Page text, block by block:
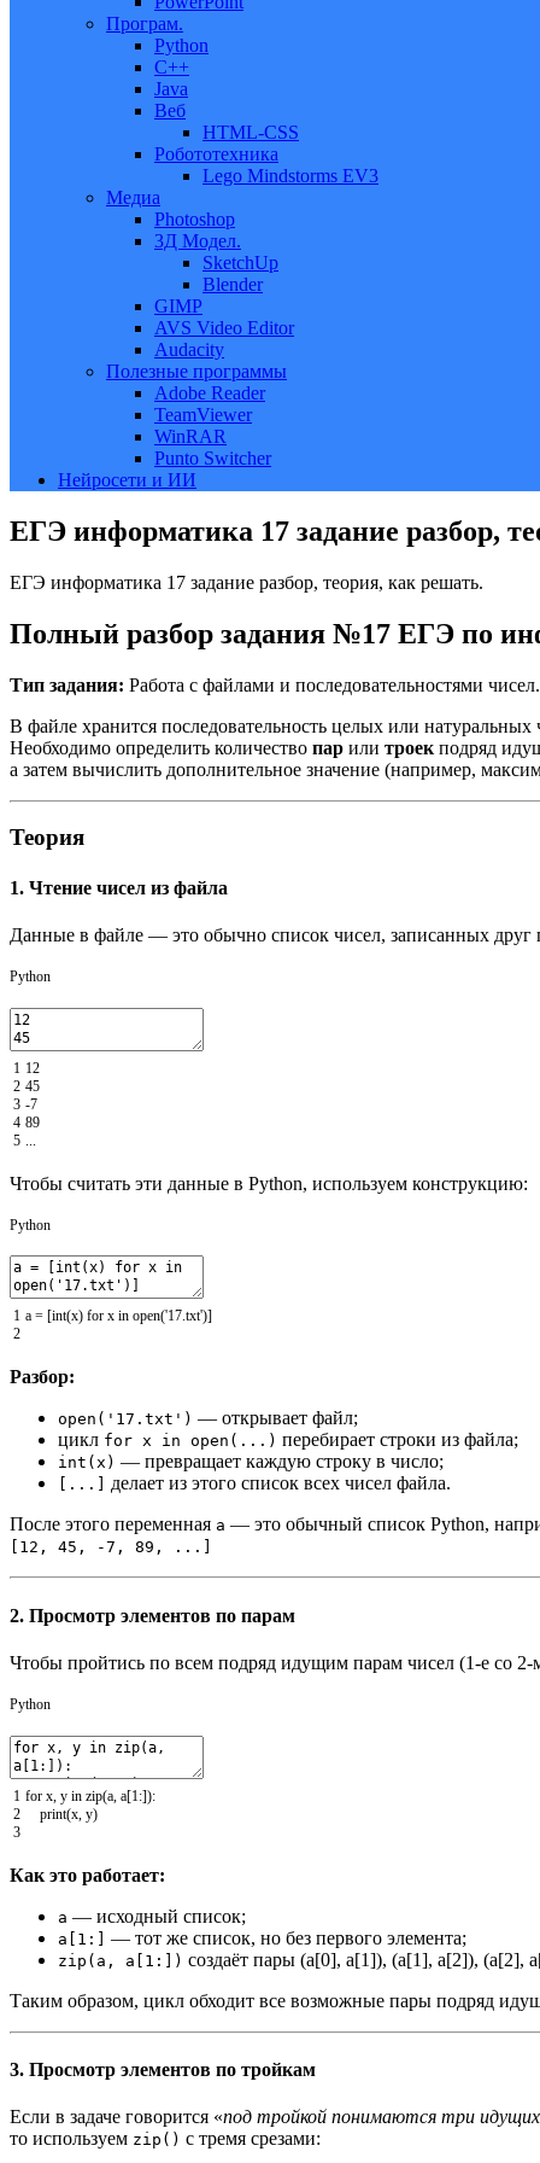
Програм.
Python
C++
Java
Веб
HTML-CSS
Робототехника
Lego Mindstorms EV3
Медиа
Photoshop
3Д Модел.
SketchUp
Blender
GIMP
AVS Video Editor
Audacity
Полезные программы
Adobe Reader
TeamViewer
WinRAR
Punto Switcher
Нейросети и ИИ
ЕГЭ информатика 17 задание разбор,
ЕГЭ информатика 17 задание разбор, теория, как решать.
Полный разбор задания №17 ЕГЭ по
Тип задания: Работа с файлами и последовательностями чисел.
В файле хранится последовательность целых или натуральных
Необходимо определить количество пар или троек подряд
а затем вычислить дополнительное значение (например,
Теория
1. Чтение чисел из файла
Данные в файле — это обычно список чисел, записанных друг
Python
1
2
3
4
5
12
45
-7
89
Чтобы считать эти данные в Python, используем конструкцию:
Python
1
2
a = [int(x) for x in open('17.txt')]
Разбор:
open('17.txt') — открывает файл;
цикл for x in open(...) перебирает строки из файла;
int(x) — превращает каждую строку в число;
[...]
делает из этого список всех чисел файла.
После этого переменная a — это обычный список Python,
[12, 45, -7, 89, ...]
2. Просмотр элементов по парам
Чтобы пройтись по всем подряд идущим парам чисел (1-е со 2-
Python
1
2
3
for x y in zip(a a[1 :]):
print(x y)
Как это работает:
a — исходный список;
a[1:] — тот же список, но без первого элемента;
zip(a, a[1:]) создаёт пары (a[0], a[1]), (a[1], a[2]), (a[2],
Таким образом, цикл обходит все возможные пары подряд
3. Просмотр элементов по тройкам
Если в задаче говорится «под тройкой понимаются три
то используем zip() с тремя срезами: